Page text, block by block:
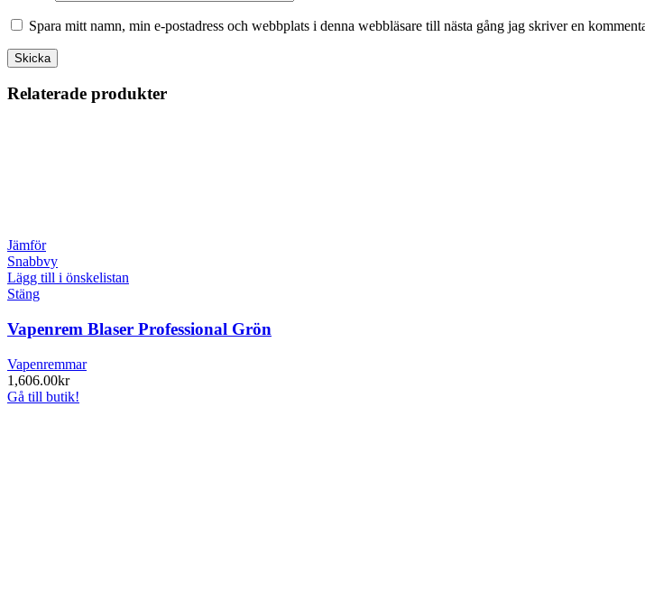
Spara mitt namn, min e-postadress och webbplats i denna webbläsare till nästa gång jag skriver en
Relaterade produkter
Jämför
Snabbvy
Lägg till i önskelistan
Stäng
Vapenrem Blaser Professional Grön
Vapenremmar
1,606.00kr
Gå till butik!